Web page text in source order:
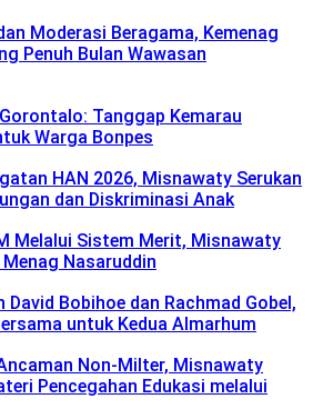
Moderasi Beragama, Kemenag
Penuh Bulan Wawasan
Tanggap Kemarau
Warga Bonpes
HAN 2026, Misnawaty Serukan
dan Diskriminasi Anak
Melalui Sistem Merit, Misnawaty
Nasaruddin
David Bobihoe dan Rachmad Gobel,
untuk Kedua Almarhum
Non-Milter, Misnawaty
Pencegahan Edukasi melalui